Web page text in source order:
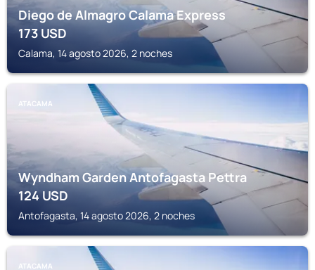
Diego de Almagro Calama Express
173USD
Calama, 14 agosto 2026, 2 noches
ATACAMA
Wyndham Garden Antofagasta Pettra
124USD
Antofagasta, 14 agosto 2026, 2 noches
ATACAMA